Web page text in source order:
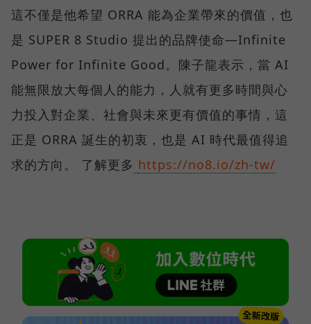
這不僅是他希望 ORRA 能為企業帶來的價值，也
是 SUPER 8 Studio 提出的品牌使命—Infinite
Power for Infinite Good。陳子龍表示，當 AI
能無限放大每個人的能力，人就有更多時間與心
力投入對企業、社會與未來更有價值的事情，這
正是 ORRA 誕生的初衷，也是 AI 時代最值得追
求的方向。 了解更多 https://no8.io/zh-tw/